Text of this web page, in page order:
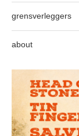
grensverleggers
about